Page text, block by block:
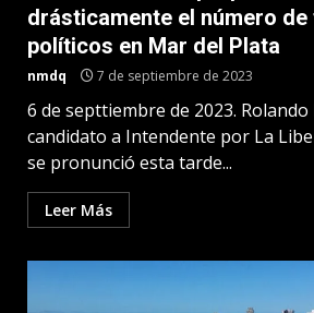
drásticamente el número
políticos en Mar del Plata
nmdq 7 de septiembre de 2023
6 de septtiembre de 2023. Rolando
candidato a Intendente por La
se pronunció esta tarde...
Leer Más